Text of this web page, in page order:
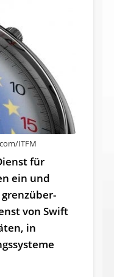
ITFM
für
ein und
grenz­über­
von Swift
in